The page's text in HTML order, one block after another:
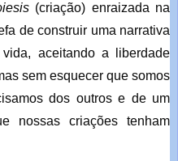
(criação) enraizada na
de construir uma narrativa
aceitando a liberdade
sem esquecer que somos
dos outros e de um
nossas criações tenham